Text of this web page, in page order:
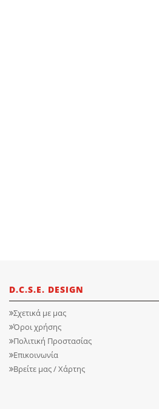
D.C.S.E. DESIGN
Σχετικά με μας
Όροι χρήσης
Πολιτική Προστασίας
Επικοινωνία
Βρείτε μας / Χάρτης